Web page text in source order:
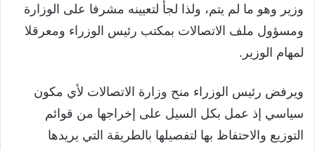
وزير وهو ما لم يتم، ولذا لجأ لتعيينه مشرفا على الوزارة
ومسؤول ملف الاتصالات بمكتب رئيس الوزراء ومعرقلا
لمهام الوزير.
ويرفض رئيس الوزراء منح وزارة الاتصالات لأي مكون
سياسي إذ عمل بكل السيل على إخراجها من قوائم
التوزيع والاحتفاظ بها لتفصيلها بالطريقة التي يريدها